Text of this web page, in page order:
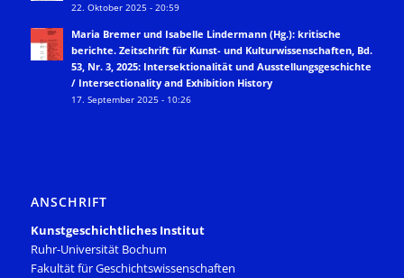
22. Oktober 2025 - 20:59
Maria Bremer und Isabelle Lindermann (Hg.): kritische
berichte. Zeitschrift für Kunst- und Kulturwissenschaften, Bd.
53, Nr. 3, 2025: Intersektionalität und Ausstellungsgeschichte
/ Intersectionality and Exhibition History
17. September 2025 - 10:26
ANSCHRIFT
Kunstgeschichtliches Institut
Ruhr-Universität Bochum
Fakultät für Geschichtswissenschaften